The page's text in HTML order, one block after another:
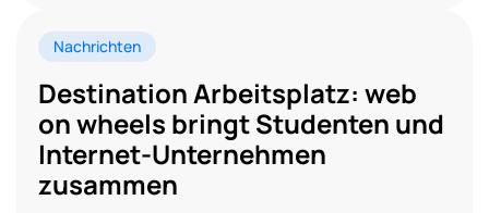
Nachrichten
Destination Arbeitsplatz: web
on wheels bringt Studenten und
Internet-Unternehmen
zusammen